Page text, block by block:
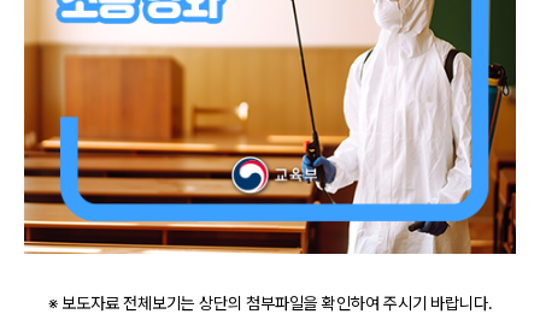
※ 보도자료 전체보기는 상단의 첨부파일을 확인하여 주시기 바랍니다.